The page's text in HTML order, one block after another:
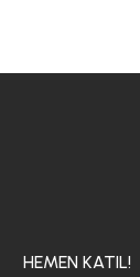
HEMEN KATIL!